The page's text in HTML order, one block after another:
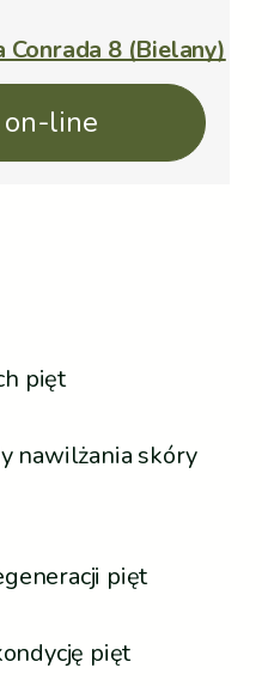
Conrada 8 (Bielany)
on-line
pięt
nawilżania skóry
pięt
pięt